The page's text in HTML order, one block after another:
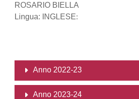
ROSARIO BIELLA
Lingua: INGLESE:
Anno 2022-23
Anno 2023-24